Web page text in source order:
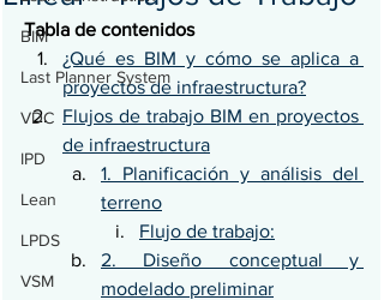
BIM
Last Planner System
VDC
IPD
Lean
LPDS
VSM
Tabla de contenidos
¿Qué es BIM y cómo se aplica a
proyectos de infraestructura?
Flujos de trabajo BIM en proyectos
de infraestructura
1. Planificación y análisis del
terreno
Flujo de trabajo:
2. Diseño conceptual y
modelado preliminar